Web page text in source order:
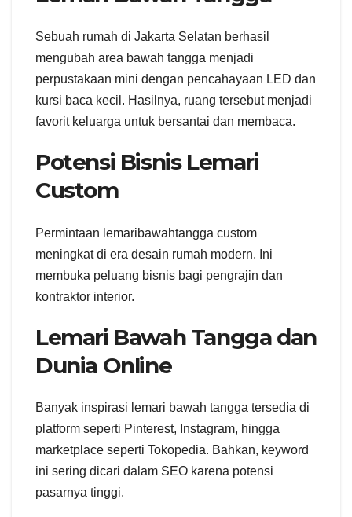
Sebuah rumah di Jakarta Selatan berhasil
mengubah area bawah tangga menjadi
perpustakaan mini dengan pencahayaan LED dan
kursi baca kecil. Hasilnya, ruang tersebut menjadi
favorit keluarga untuk bersantai dan membaca.
Potensi Bisnis Lemari
Custom
Permintaan lemaribawahtangga custom
meningkat di era desain rumah modern. Ini
membuka peluang bisnis bagi pengrajin dan
kontraktor interior.
Lemari Bawah Tangga dan
Dunia Online
Banyak inspirasi lemari bawah tangga tersedia di
platform seperti Pinterest, Instagram, hingga
marketplace seperti Tokopedia. Bahkan, keyword
ini sering dicari dalam SEO karena potensi
pasarnya tinggi.